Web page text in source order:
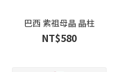
巴西 紫祖母晶 晶柱
NT$580